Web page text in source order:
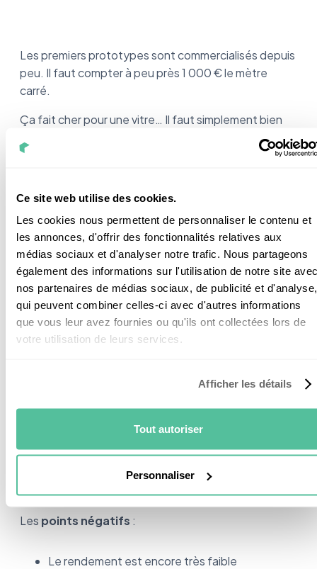
Ce site web utilise des cookies.
Les cookies nous permettent de personnaliser le contenu et
les annonces, d'offrir des fonctionnalités relatives aux
médias sociaux et d'analyser notre trafic. Nous partageons
également des informations sur l'utilisation de notre site
nos partenaires de médias sociaux, de publicité et d'analyse,
qui peuvent combiner celles-ci avec d'autres informations
que vous leur avez fournies ou qu'ils ont collectées lors de
votre utilisation de leurs services.
Afficher les détails
Tout autoriser
Personnaliser
Les premiers prototypes sont commercialisés depuis
peu. Il faut compter à peu près 1 000 € le mètre
carré.
Ça fait cher pour une vitre… Il faut simplement bien
Vitrage photovoltaïque :
Est-ce que ça vaut le coup ?
Ça vous permet de profiter d’un logement plus
frais en été
Ça donne une double utilité à vos vitres
On peut les comparer à du triple vitrage grâce à
leur composition
Les points négatifs :
Le rendement est encore très faible